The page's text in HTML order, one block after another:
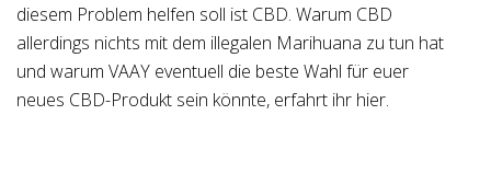
diesem Problem helfen soll ist CBD. Warum CBD
allerdings nichts mit dem illegalen Marihuana zu tun hat
und warum VAAY eventuell die beste Wahl für euer
neues CBD-Produkt sein könnte, erfahrt ihr hier.